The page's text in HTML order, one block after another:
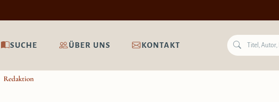
SUCHE ÜBER UNS KONTAKT
Redaktion